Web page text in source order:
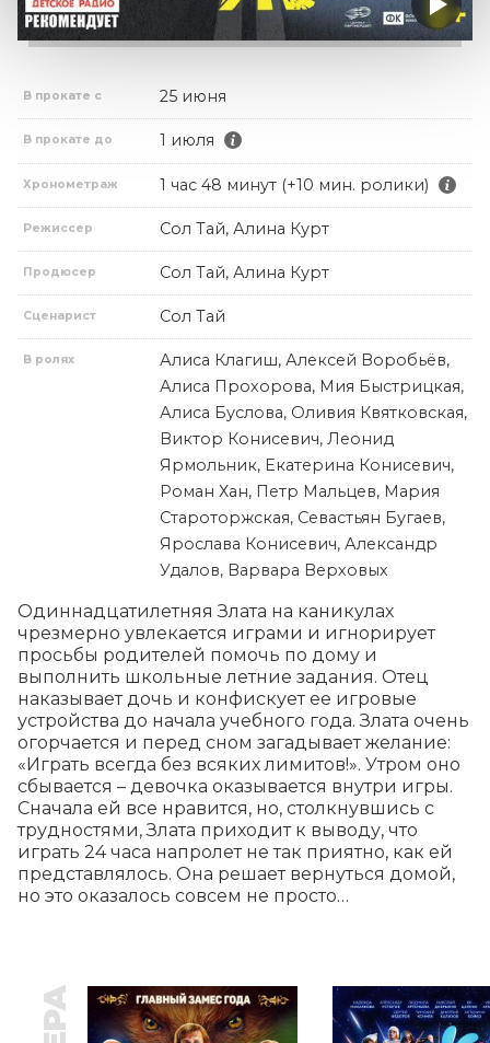
В прокате с 25 июня
В прокате до 1 июля
Хронометраж 1 час 48 минут (+10 мин. ролики)
Режиссер Сол Тай, Алина Курт
Продюсер Сол Тай, Алина Курт
Сценарист Сол Тай
В ролях
Алиса Клагиш, Алексей Воробьёв,
Алиса Прохорова, Мия Быстрицкая,
Алиса Буслова, Оливия Квятковская,
Виктор Конисевич, Леонид
Ярмольник, Екатерина Конисевич,
Роман Хан, Петр Мальцев, Мария
Староторжская, Севастьян Бугаев,
Ярослава Конисевич, Александр
Удалов, Варвара Верховых
Одиннадцатилетняя Злата на каникулах
чрезмерно увлекается играми и игнорирует
просьбы родителей помочь по дому и
выполнить школьные летние задания. Отец
наказывает дочь и конфискует ее игровые
устройства до начала учебного года. Злата очень
огорчается и перед сном загадывает желание:
«Играть всегда без всяких лимитов!». Утром оно
сбывается – девочка оказывается внутри игры.
Сначала ей все нравится, но, столкнувшись с
трудностями, Злата приходит к выводу, что
играть 24 часа напролет не так приятно, как ей
представлялось. Она решает вернуться домой,
но это оказалось совсем не просто…